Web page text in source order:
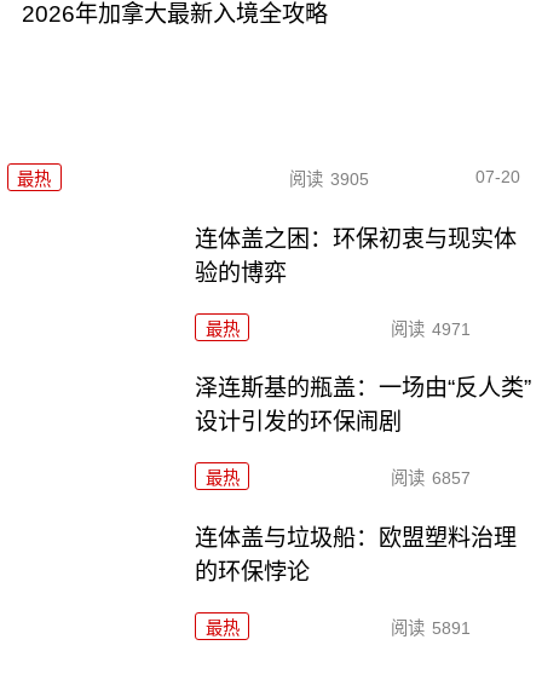
2026年加拿大最新入境全攻略
最热 阅读 3905 07-20
连体盖之困：环保初衷与现实体
验的博弈
最热 阅读 4971
泽连斯基的瓶盖：一场由“反人类”
设计引发的环保闹剧
最热 阅读 6857
连体盖与垃圾船：欧盟塑料治理
的环保悖论
最热 阅读 5891